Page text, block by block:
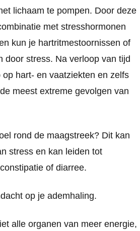
lichaam te pompen. Door deze
met stresshormonen
kun je hartritmestoornissen of
door stress. Na verloop van tijd
hart- en vaatziekten en zelfs
meest extreme gevolgen van
rond de maagstreek? Dit kan
stress en kan leiden tot
of diarree.
op je ademhaling.
alle organen van meer energie,